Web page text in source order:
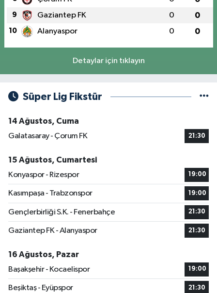
9 Gaziantep FK 0 0
10 Alanyaspor 0 0
Detaylar için tıklayın
Süper Lig Fikstür
14 Ağustos, Cuma
Galatasaray - Çorum FK
21:30
15 Ağustos, Cumartesi
Konyaspor - Rizespor
19:00
Kasımpaşa - Trabzonspor 19:00
Gençlerbirliği S.K. - Fenerbahçe 21:30
Gaziantep FK - Alanyaspor 21:30
16 Ağustos, Pazar
Başakşehir - Kocaelispor
19:00
Beşiktaş - Eyüpspor 21:30